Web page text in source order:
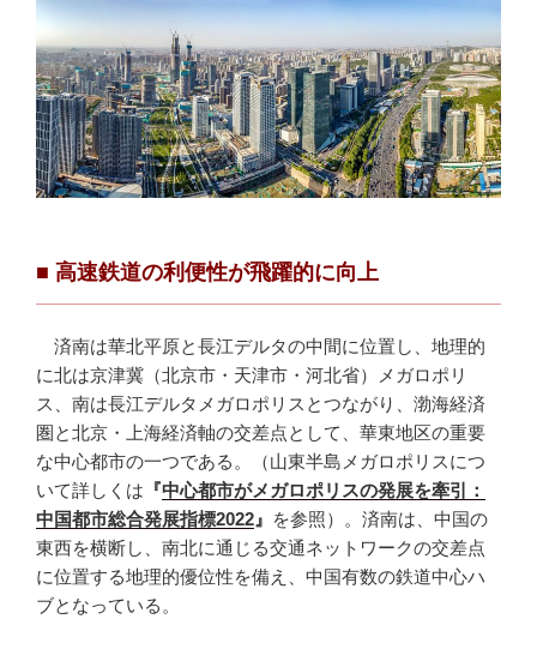
■ 高速鉄道の利便性が飛躍的に向上
済南は華北平原と長江デルタの中間に位置し、地理的
に北は京津冀（北京市・天津市・河北省）メガロポリ
ス、南は長江デルタメガロポリスとつながり、渤海経済
圏と北京・上海経済軸の交差点として、華東地区の重要
な中心都市の一つである。（山東半島メガロポリスにつ
いて詳しくは 『中心都市がメガロポリスの発展を牽引：
中国都市総合発展指標2022 』 を参照）。済南は、中国の
東西を横断し、南北に通じる交通ネットワークの交差点
に位置する地理的優位性を備え、中国有数の鉄道中心ハ
ブとなっている。